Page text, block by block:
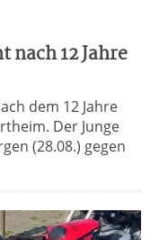
12 Jahre
dem 12 Jahre
Der Junge
(28.08.) gegen